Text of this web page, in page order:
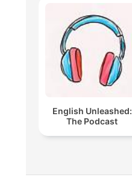
English Unleashed:
The Podcast